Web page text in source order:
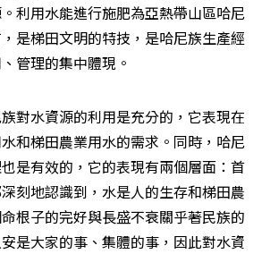
利用水能進行施肥為亞熱帶山區哈尼
是梯田文明的特技，是哈尼族生產經
管理的集中體現。
對水資源的利用是充分的，它表現在
和梯田農業用水的需求。同時，哈尼
是有效的，它的表現有兩個層面：首
刻地認識到，水是人的生存和梯田農
根子的完好與長盛不衰關乎著民族的
是大家的事、集體的事，因此對水資